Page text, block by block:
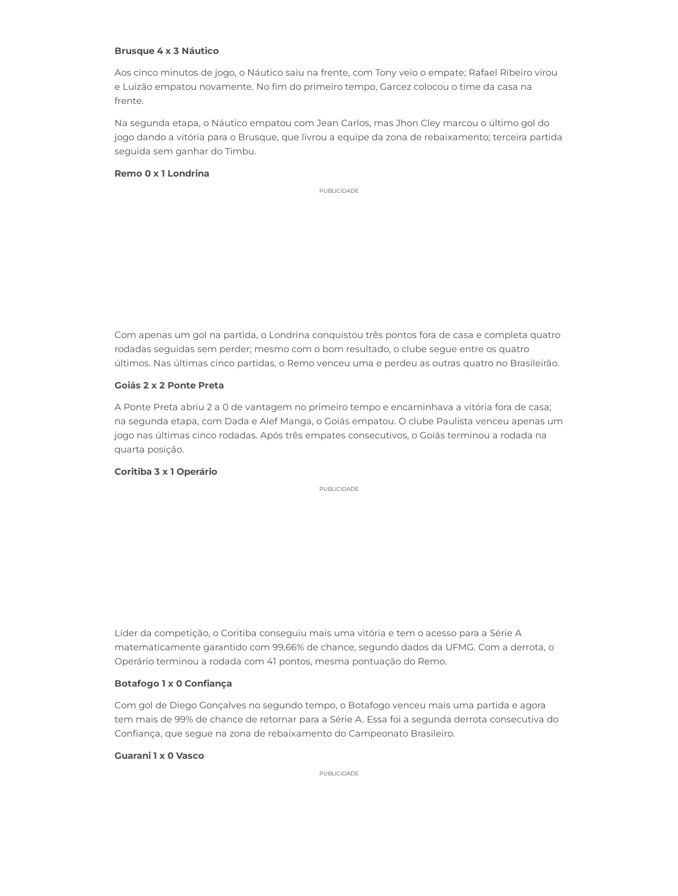
Brusque 4 x 3 Náutico
Aos cinco minutos de jogo, o Náutico saiu na frente, com Tony veio o empate; Rafael Ribeiro virou
e Luizão empatou novamente. No fim do primeiro tempo, Garcez colocou o time da casa na
frente.
Na segunda etapa, o Náutico empatou com Jean Carlos, mas Jhon Cley marcou o último gol do
jogo dando a vitória para o Brusque, que livrou a equipe da zona de rebaixamento; terceira partida
seguida sem ganhar do Timbu.
Remo 0 x 1 Londrina
PUBLICIDADE
Com apenas um gol na partida, o Londrina conquistou três pontos fora de casa e completa quatro
rodadas seguidas sem perder; mesmo com o bom resultado, o clube segue entre os quatro
últimos. Nas últimas cinco partidas, o Remo venceu uma e perdeu as outras quatro no Brasileirão.
Goiás 2 x 2 Ponte Preta
A Ponte Preta abriu 2 a 0 de vantagem no primeiro tempo e encaminhava a vitória fora de casa;
na segunda etapa, com Dada e Alef Manga, o Goiás empatou. O clube Paulista venceu apenas um
jogo nas últimas cinco rodadas. Após três empates consecutivos, o Goiás terminou a rodada na
quarta posição.
Coritiba 3 x 1 Operário
PUBLICIDADE
Líder da competição, o Coritiba conseguiu mais uma vitória e tem o acesso para a Série A
matematicamente garantido com 99,66% de chance, segundo dados da UFMG. Com a derrota, o
Operário terminou a rodada com 41 pontos, mesma pontuação do Remo.
Botafogo 1 x 0 Confiança
Com gol de Diego Gonçalves no segundo tempo, o Botafogo venceu mais uma partida e agora
tem mais de 99% de chance de retornar para a Série A. Essa foi a segunda derrota consecutiva do
Confiança, que segue na zona de rebaixamento do Campeonato Brasileiro.
Guarani 1 x 0 Vasco
PUBLICIDADE